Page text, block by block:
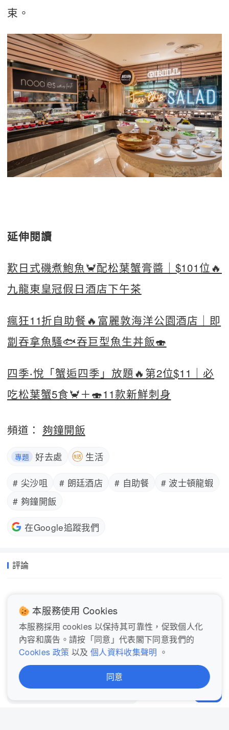
束。
延伸閱讀
歎日式磯煮鮑魚🦀配松葉蟹膏醬｜$101位🔥
九龍東皇冠假日酒店下午茶
瘋狂11折自助餐🔥富麗敦海洋公園酒店｜即
劏吞拿魚騷🐟吞巨型魚生丼飯🍣
四季‧悅「蟹逅四季」放題🔥第2位$11｜必
吃松葉蟹5食🦀＋🍣11款新鮮刺身
頻道： 夠鐘開飯
專題 好去處 生活
# 尖沙咀 # 朗廷酒店 # 自助餐
# 波士頓龍蝦
# 夠鐘開飯
在Google追蹤我們
評論
登入後即可查看和發表評論
立即登入
本服務使用 Cookies
本服務採用 cookies 以保持其可靠性，促致個人化
內容和廣告。請按「同意」代表閣下同意我們的
Cookies 政策 以及 個人資料收集聲明 。
同意